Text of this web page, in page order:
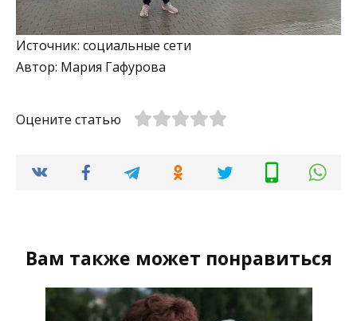
Источник: социальные сети
Автор: Мария Гафурова
Оцените статью
Вам также может понравиться